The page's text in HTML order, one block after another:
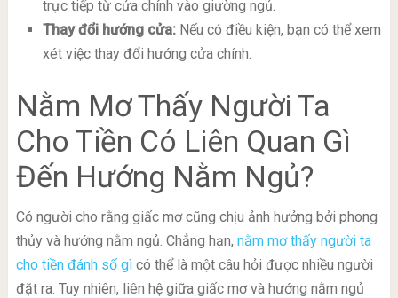
trực tiếp từ cửa chính vào giường ngủ.
Thay đổi hướng cửa:Nếu có điều kiện, bạn có thể xem
xét việc thay đổi hướng cửa chính.
Nằm Mơ Thấy Người Ta
Cho Tiền Có Liên Quan Gì
Đến Hướng Nằm Ngủ?
Có người cho rằng giấc mơ cũng chịu ảnh hưởng bởi phong
thủy và hướng nằm ngủ. Chẳng hạn, nằm mơ thấy người ta
cho tiền đánh số gìcó thể là một câu hỏi được nhiều người
đặt ra. Tuy nhiên, liên hệ giữa giấc mơ và hướng nằm ngủ